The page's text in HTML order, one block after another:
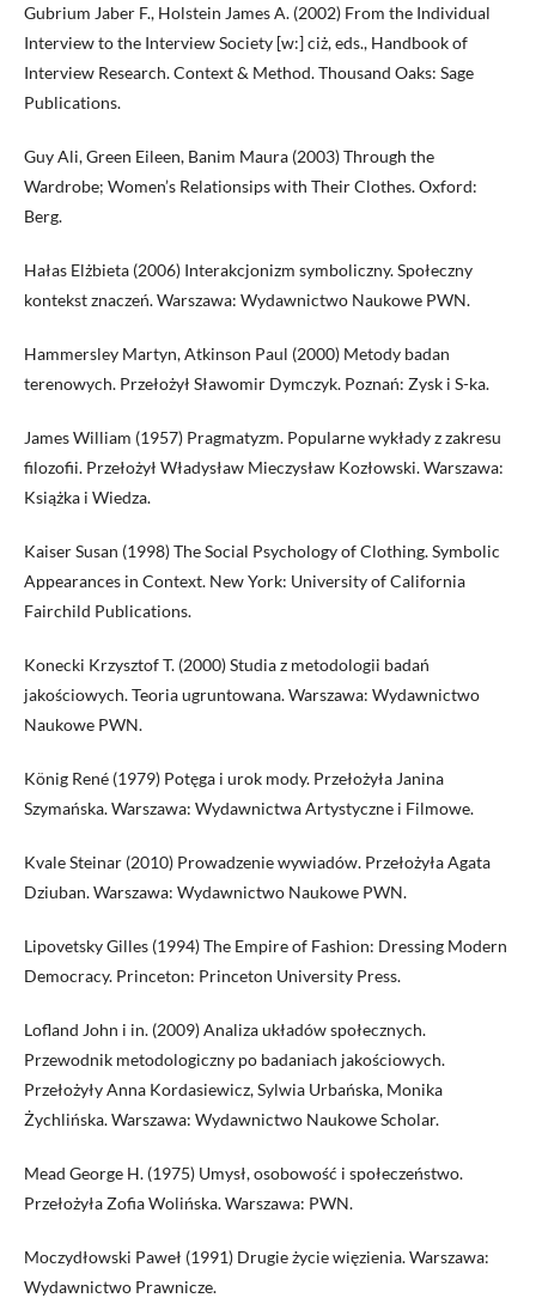
Gubrium Jaber F., Holstein James A. (2002) From the Individual
Interview to the Interview Society [w:] ciż, eds., Handbook of
Interview Research. Context & Method. Thousand Oaks: Sage
Publications.
Guy Ali, Green Eileen, Banim Maura (2003) Through the
Wardrobe; Women’s Relationsips with Their Clothes. Oxford:
Berg.
Hałas Elżbieta (2006) Interakcjonizm symboliczny. Społeczny
kontekst znaczeń. Warszawa: Wydawnictwo Naukowe PWN.
Hammersley Martyn, Atkinson Paul (2000) Metody badan
terenowych. Przełożył Sławomir Dymczyk. Poznań: Zysk i S-ka.
James William (1957) Pragmatyzm. Popularne wykłady z zakresu
filozofii. Przełożył Władysław Mieczysław Kozłowski. Warszawa:
Książka i Wiedza.
Kaiser Susan (1998) The Social Psychology of Clothing. Symbolic
Appearances in Context. New York: University of California
Fairchild Publications.
Konecki Krzysztof T. (2000) Studia z metodologii badań
jakościowych. Teoria ugruntowana. Warszawa: Wydawnictwo
Naukowe PWN.
König René (1979) Potęga i urok mody. Przełożyła Janina
Szymańska. Warszawa: Wydawnictwa Artystyczne i Filmowe.
Kvale Steinar (2010) Prowadzenie wywiadów. Przełożyła Agata
Dziuban. Warszawa: Wydawnictwo Naukowe PWN.
Lipovetsky Gilles (1994) The Empire of Fashion: Dressing Modern
Democracy. Princeton: Princeton University Press.
Lofland John i in. (2009) Analiza układów społecznych.
Przewodnik metodologiczny po badaniach jakościowych.
Przełożyły Anna Kordasiewicz, Sylwia Urbańska, Monika
Żychlińska. Warszawa: Wydawnictwo Naukowe Scholar.
Mead George H. (1975) Umysł, osobowość i społeczeństwo.
Przełożyła Zofia Wolińska. Warszawa: PWN.
Moczydłowski Paweł (1991) Drugie życie więzienia. Warszawa:
Wydawnictwo Prawnicze.